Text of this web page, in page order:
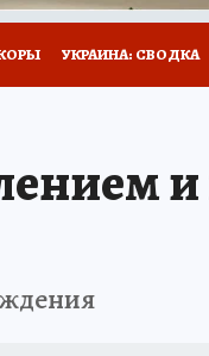
УКРАИНА: СВОДКА